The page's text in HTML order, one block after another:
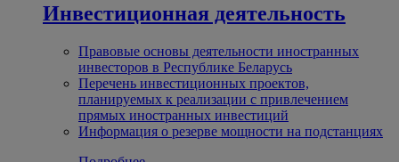
Инвестиционная деятельность
Правовые основы деятельности иностранных
инвесторов в Республике Беларусь
Перечень инвестиционных проектов,
планируемых к реализации с привлечением
прямых иностранных инвестиций
Информация о резерве мощности на подстанциях